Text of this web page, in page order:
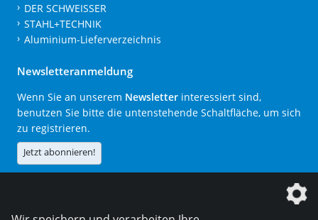
DER SCHWEISSER
STAHL+TECHNIK
Aluminium-Lieferverzeichnis
Newsletteranmeldung
Wenn Sie an unserem Newsletter interessiert sind,
benutzen Sie bitte die untenstehende Schaltfläche, um sich
zu registrieren.
Jetzt abonnieren!